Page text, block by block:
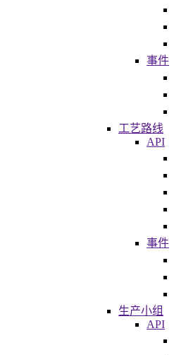
事件
工艺路线
API
事件
生产小组
API